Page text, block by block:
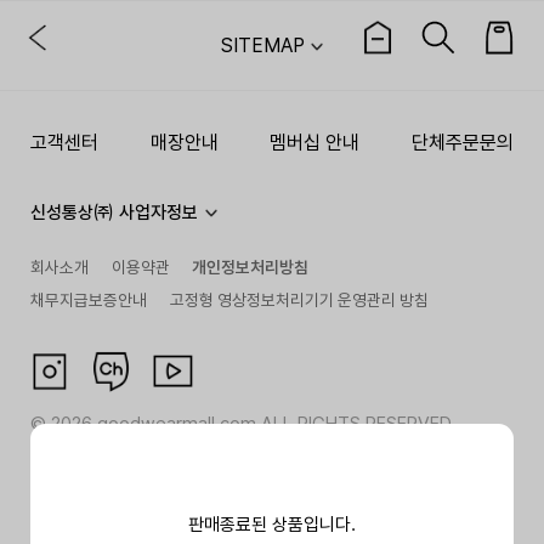
판매종료된 상품입니다.
SITEMAP
고객센터 매장안내 멤버십 안내 단체주문문의
신성통상㈜ 사업자정보
회사소개 이용약관
개인정보처리방침
채무지급보증안내
고정형 영상정보처리기기 운영관리 방침
©2026goodwearmall.com ALL RIGHTS RESERVED